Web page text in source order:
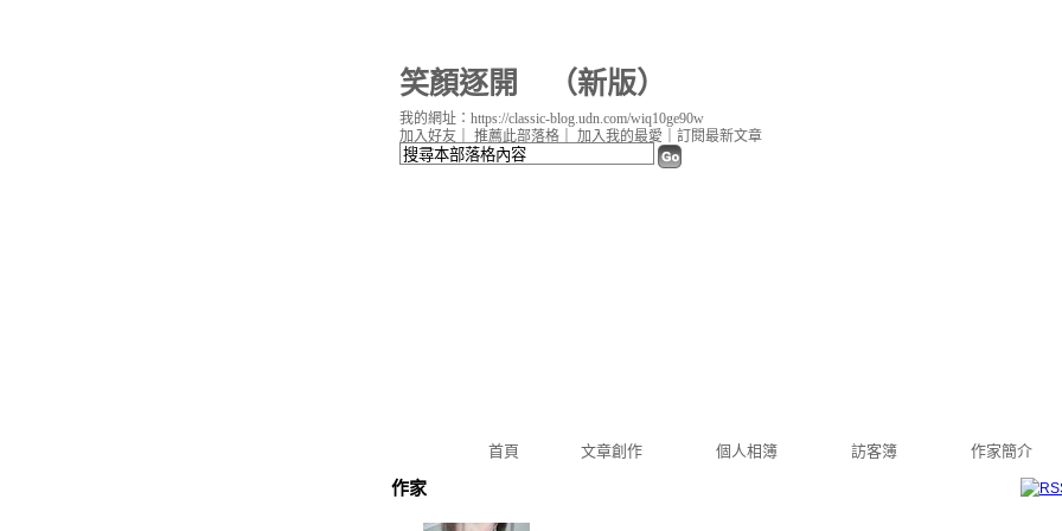
笑顏逐開 （新版）
首頁 文章創作 個人相簿 訪客簿 作家簡介
加入好友 推薦此部落格 加入我的最愛 訂閱最新文章
我的網址：https://classic-blog.udn.com/wiq10ge90w
作家